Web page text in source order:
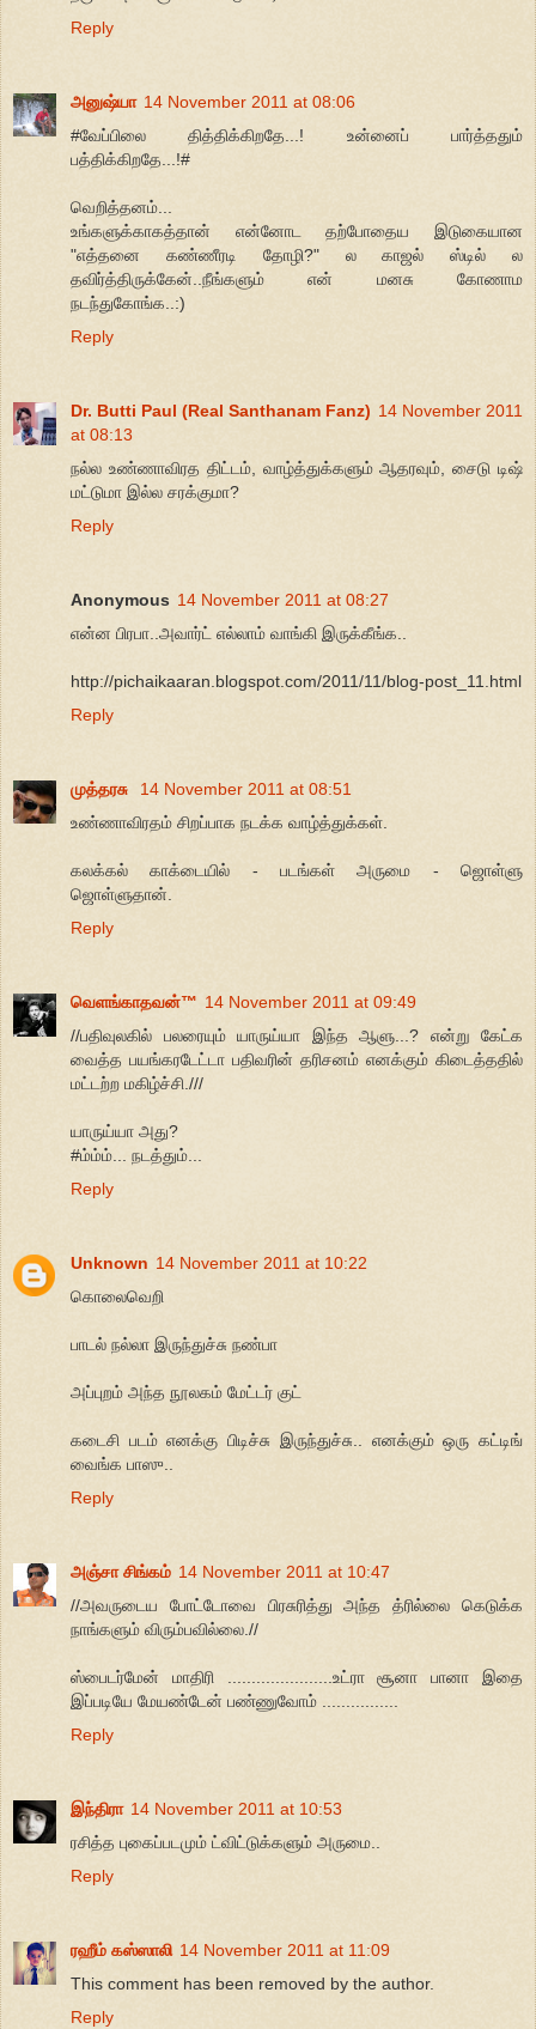
Reply
அனுஷ்யா 14 November 2011 at 08:06
#வேப்பிலை தித்திக்கிறதே...! உன்னைப் பார்த்ததும்
பத்திக்கிறதே...!#
வெறித்தனம்...
உங்களுக்காகத்தான் என்னோட தற்போதைய இடுகையான
"எத்தனை கண்ணீரடி தோழி?" ல காஜல் ஸ்டில் ல
தவிர்த்திருக்கேன்..நீங்களும் என் மனசு கோணாம
நடந்துகோங்க..:)
Reply
Dr. Butti Paul (Real Santhanam Fanz) 14 November 2011
at 08:13
நல்ல உண்ணாவிரத திட்டம், வாழ்த்துக்களும் ஆதரவும், சைடு டிஷ்
மட்டுமா இல்ல சரக்குமா?
Reply
Anonymous 14 November 2011 at 08:27
என்ன பிரபா..அவார்ட் எல்லாம் வாங்கி இருக்கீங்க..
http://pichaikaaran.blogspot.com/2011/11/blog-post_11.html
Reply
முத்தரசு
14 November 2011 at 08:51
உண்ணாவிரதம் சிறப்பாக நடக்க வாழ்த்துக்கள்.
கலக்கல் காக்டையில் - படங்கள் அருமை - ஜொள்ளு
ஜொள்ளுதான்.
Reply
வெளங்காதவன்™ 14 November 2011 at 09:49
//பதிவுலகில் பலரையும் யாருய்யா இந்த ஆளு...? என்று கேட்க
வைத்த பயங்கரடேட்டா பதிவரின் தரிசனம் எனக்கும் கிடைத்ததில்
மட்டற்ற மகிழ்ச்சி.///
யாருய்யா அது?
#ம்ம்ம்... நடத்தும்...
Reply
Unknown 14 November 2011 at 10:22
கொலைவெறி
பாடல் நல்லா இருந்துச்சு நண்பா
அப்புறம் அந்த நூலகம் மேட்டர் குட்
கடைசி படம் எனக்கு பிடிச்சு இருந்துச்சு.. எனக்கும் ஒரு கட்டிங்
வைங்க பாஸு..
Reply
அஞ்சா சிங்கம் 14 November 2011 at 10:47
//அவருடைய போட்டோவை பிரசுரித்து அந்த த்ரில்லை கெடுக்க
நாங்களும் விரும்பவில்லை.//
ஸ்பைடர்மேன் மாதிரி ......................உட்ரா சூனா பானா இதை
இப்படியே மேயண்டேன் பண்ணுவோம் ................
Reply
இந்திரா 14 November 2011 at 10:53
ரசித்த புகைப்படமும் ட்விட்டுக்களும் அருமை..
Reply
ரஹீம் கஸ்ஸாலி 14 November 2011 at 11:09
This comment has been removed by the author.
Reply